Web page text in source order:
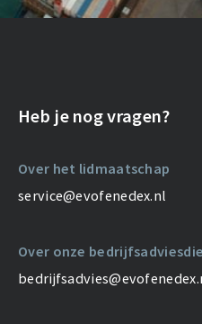
Heb je nog vragen?
Over het lidmaatschap
service@evofenedex.nl
Over onze